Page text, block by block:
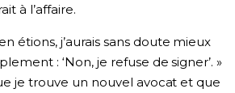
à l’affaire.
étions, j’aurais sans doute mieux
: ‘Non, je refuse de signer’. »
je trouve un nouvel avocat et que